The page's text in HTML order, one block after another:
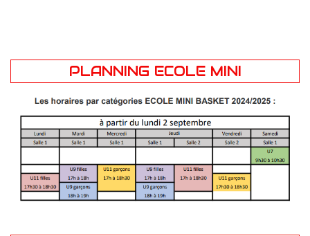
PLANNING ECOLE MINI